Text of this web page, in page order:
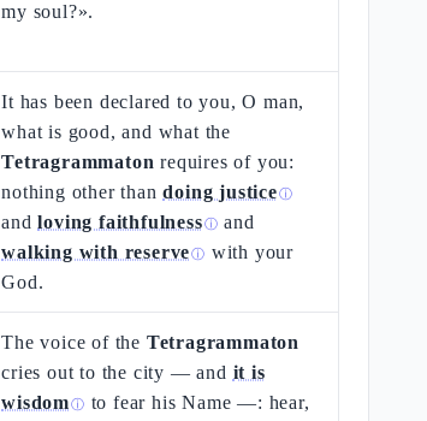
my soul?».
It has been declared to you, O man,
what is good, and what the
Tetragrammaton requires of you:
nothing other thandoing justiceⓘ
andloving faithfulnessⓘ and
walking with reserveⓘ with your
God.
The voice of the Tetragrammaton
cries out to the city — and it is
wisdomⓘ to fear his Name —: hear,